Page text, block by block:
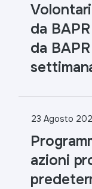
da
da
23 Agosto
azioni